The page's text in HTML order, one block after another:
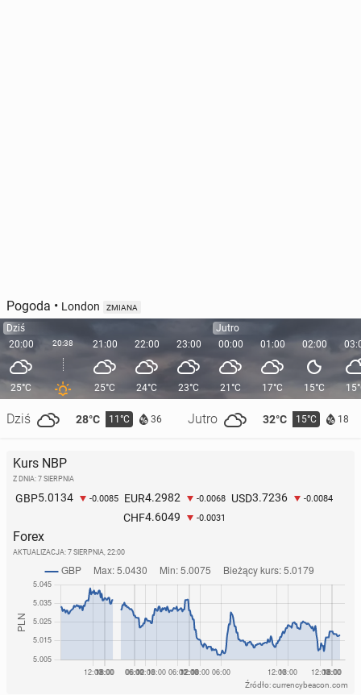
Pogoda • London ZMIANA
Dziś
20:00
25°C
Dziś 28°C 11°C 36 Jutro 32°C 15°C 18
20:38 21:00
25°C
22:00
24°C
23:00
23°C
Jutro
00:00
21°C
01:00
17°C
02:00
15°C
Kurs NBP
Z DNIA: 7 SIERPNIA
GBP5.0134 -0.0085 EUR4.2982 -0.0068 USD3.7236 -0.0084
CHF4.6049 -0.0031
Forex
AKTUALIZACJA: 7 SIERPNIA, 22:00
Źródło: currencybeacon.com